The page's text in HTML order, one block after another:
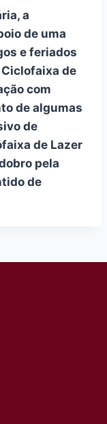
a
de uma
e feriados
de
com
de algumas
de
de Lazer
pela
de